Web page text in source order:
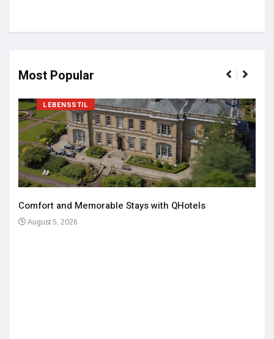
Most Popular
LEBENSSTIL
Comfort and Memorable Stays with QHotels
August 5, 2026